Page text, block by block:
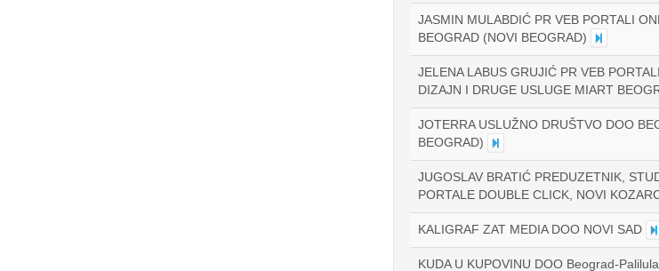
JASMIN MULABDIĆ PR VEB PORTALI
BEOGRAD (NOVI BEOGRAD)
JELENA LABUS GRUJIĆ PR VEB
DIZAJN I DRUGE USLUGE MIART
JOTERRA USLUŽNO DRUŠTVO DOO
BEOGRAD)
JUGOSLAV BRATIĆ PREDUZETNIK,
PORTALE DOUBLE CLICK, NOVI
KALIGRAF ZAT MEDIA DOO NOVI SAD
KUDA U KUPOVINU DOO Beograd-Palilula